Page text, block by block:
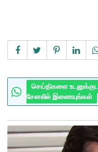
செய்திகளை
சேனலில் இணையுங்கள்